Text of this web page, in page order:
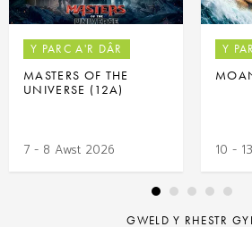
Y PARC A'R DÂR
MASTERS OF THE
UNIVERSE (12A)
7 - 8 Awst 2026
Y
10 -
GWELD Y RHESTR